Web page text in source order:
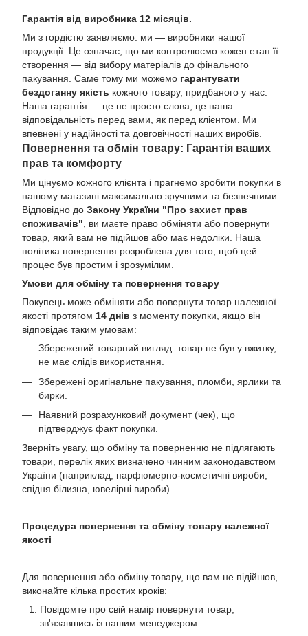
Гарантія від виробника 12 місяців.
Ми з гордістю заявляємо: ми — виробники нашої
продукції. Це означає, що ми контролюємо кожен етап її
створення — від вибору матеріалів до фінального
пакування. Саме тому ми можемо гарантувати
бездоганну якість кожного товару, придбаного у нас.
Наша гарантія — це не просто слова, це наша
відповідальність перед вами, як перед клієнтом. Ми
впевнені у надійності та довговічності наших виробів.
Повернення та обмін товару: Гарантія ваших
прав та комфорту
Ми цінуємо кожного клієнта і прагнемо зробити покупки в
нашому магазині максимально зручними та безпечними.
Відповідно до Закону України "Про захист прав
споживачів" , ви маєте право обміняти або повернути
товар, який вам не підійшов або має недоліки. Наша
політика повернення розроблена для того, щоб цей
процес був простим і зрозумілим.
Умови для обміну та повернення товару
Покупець може обміняти або повернути товар належної
якості протягом 14 днів з моменту покупки, якщо він
відповідає таким умовам:
Збережений товарний вигляд: товар не був у вжитку,
не має слідів використання.
Збережені оригінальне пакування, пломби, ярлики та
бирки.
Наявний розрахунковий документ (чек), що
підтверджує факт покупки.
Зверніть увагу, що обміну та поверненню не підлягають
товари, перелік яких визначено чинним законодавством
України (наприклад, парфюмерно-косметичні вироби,
спідня білизна, ювелірні вироби).
Процедура повернення та обміну товару належної
якості
Для повернення або обміну товару, що вам не підійшов,
виконайте кілька простих кроків:
Повідомте про свій намір повернути товар,
зв'язавшись із нашим менеджером.